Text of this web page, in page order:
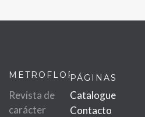
METROFLOR
Revista de
carácter
PÁGINAS
Catalogue
Contacto